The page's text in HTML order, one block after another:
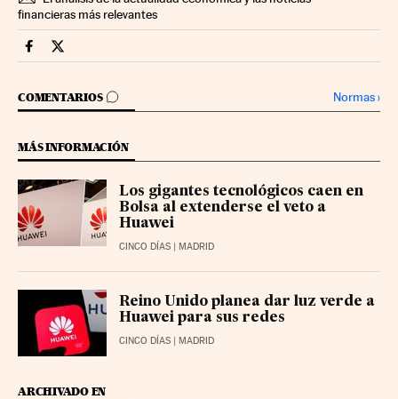
financieras más relevantes
Companias Cinco Días en Facebook
Companias Cinco Días en Twitter
COMENTARIOS
IR A LOS COMENTARIOS Normas›
MÁS INFORMACIÓN
Los gigantes tecnológicos caen en
Bolsa al extenderse el veto a
Huawei
CINCO DÍAS | MADRID
Reino Unido planea dar luz verde a
Huawei para sus redes
CINCO DÍAS | MADRID
ARCHIVADO EN